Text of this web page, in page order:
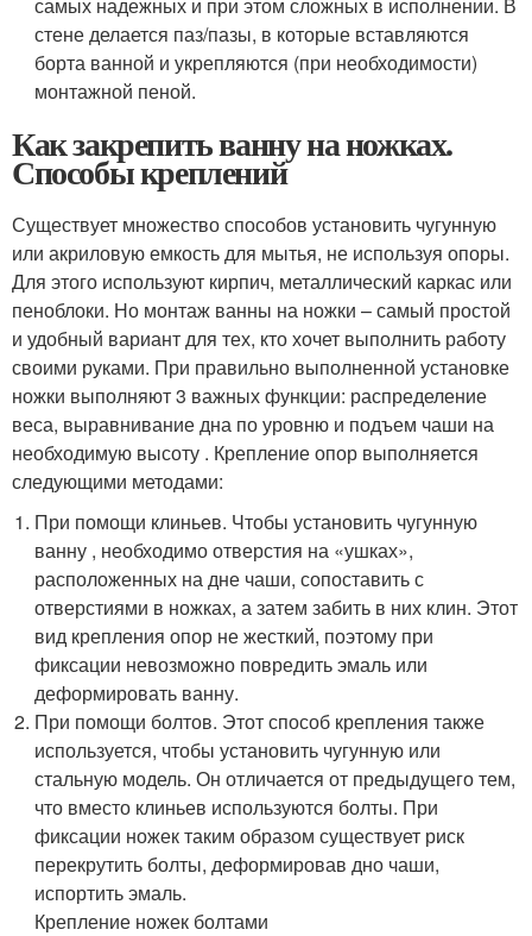
стене делается паз/пазы, в которые вставляются
борта ванной и укрепляются (при необходимости)
монтажной пеной.
Как закрепить ванну на ножках.
Способы креплений
Существует множество способов установить чугунную
или акриловую емкость для мытья, не используя опоры.
Для этого используют кирпич, металлический каркас или
пеноблоки. Но монтаж ванны на ножки – самый простой
и удобный вариант для тех, кто хочет выполнить работу
своими руками. При правильно выполненной установке
ножки выполняют 3 важных функции: распределение
веса, выравнивание дна по уровню и подъем чаши на
необходимую высоту . Крепление опор выполняется
следующими методами:
При помощи клиньев. Чтобы установить чугунную
ванну , необходимо отверстия на «ушках»,
расположенных на дне чаши, сопоставить с
отверстиями в ножках, а затем забить в них клин. Этот
вид крепления опор не жесткий, поэтому при
фиксации невозможно повредить эмаль или
деформировать ванну.
При помощи болтов. Этот способ крепления также
используется, чтобы установить чугунную или
стальную модель. Он отличается от предыдущего тем,
что вместо клиньев используются болты. При
фиксации ножек таким образом существует риск
перекрутить болты, деформировав дно чаши,
испортить эмаль.
Крепление ножек болтами